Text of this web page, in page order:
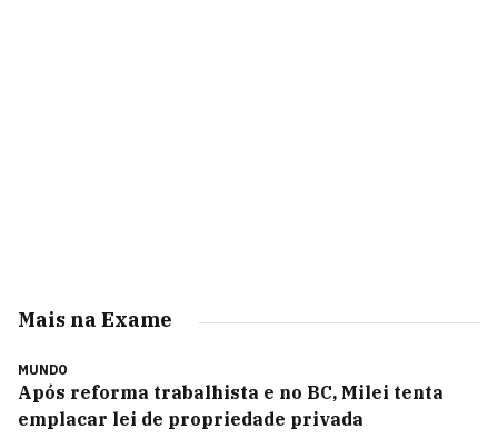
Mais na Exame
MUNDO
Após reforma trabalhista e no BC, Milei tenta
emplacar lei de propriedade privada